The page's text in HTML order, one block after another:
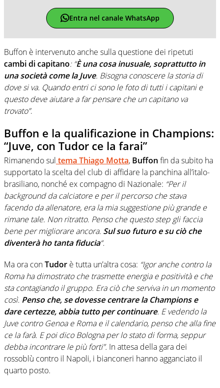
Entra nel canale WhatsApp
Buffon è intervenuto anche sulla questione dei ripetuti
cambi di capitano: “È una cosa inusuale, soprattutto in
una società come la Juve. Bisogna conoscere la storia di
dove si va. Quando entri ci sono le foto di tutti i capitani e
questo deve aiutare a far pensare che un capitano va
trovato”.
Buffon e la qualificazione in Champions:
“Juve, con Tudor ce la farai”
Rimanendo sul tema Thiago Motta, Buffon fin da subito ha
supportato la scelta del club di affidare la panchina all’italo-
brasiliano, nonché ex compagno di Nazionale: “Per il
background da calciatore e per il percorso che stava
facendo da allenatore, era la mia suggestione più grande e
rimane tale. Non ritratto. Penso che questo step gli faccia
bene per migliorare ancora. Sul suo futuro e su ciò che
diventerà ho tanta fiducia“.
Ma ora conTudor è tutta un’altra cosa: “Igor anche contro la
Roma ha dimostrato che trasmette energia e positività e che
sta contagiando il gruppo. Era ciò che serviva in un momento
così. Penso che, se dovesse centrare la Champions e
dare certezze, abbia tutto per continuare. E vedendo la
Juve contro Genoa e Roma e il calendario, penso che alla fine
ce la farà. E poi dico Bologna per lo stato di forma, seppur
debba incontrare le più forti”. In attesa della gara dei
rossoblù contro il Napoli, i bianconeri hanno agganciato il
quarto posto.